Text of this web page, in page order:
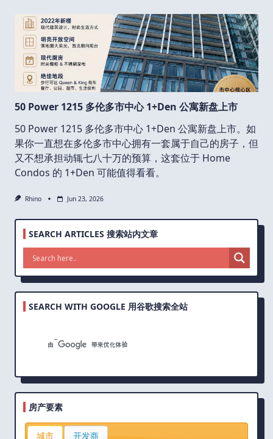
50 Power 1215 多伦多市中心 1+Den 公寓新盘上市
50 Power 1215 多伦多市中心 1+Den 公寓新盘上市。如
果你一直想在多伦多市中心拥有一套属于自己的房子，但
又不想承担动辄七八十万的预算，这套位于 Home
Condos 的 1+Den 可能值得看看。
Rhino Jun 23, 2026
SEARCH ARTICLES 搜索站内文章
SEARCH WITH GOOGLE 用谷歌搜索全站
房产要素
城市 开发商